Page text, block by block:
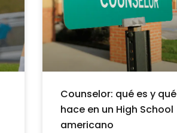
Counselor: qué es y qué
hace en un High School
americano